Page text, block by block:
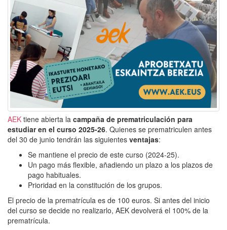
AEK tiene abierta la campaña de prematriculación para
estudiar en el curso 2025-26. Quienes se prematriculen antes
del 30 de junio tendrán las siguientes ventajas:
Se mantiene el precio de este curso (2024-25).
Un pago más flexible, añadiendo un plazo a los plazos de
pago habituales.
Prioridad en la constitución de los grupos.
El precio de la prematrícula es de 100 euros. Si antes del inicio
del curso se decide no realizarlo, AEK devolverá el 100% de la
prematrícula.